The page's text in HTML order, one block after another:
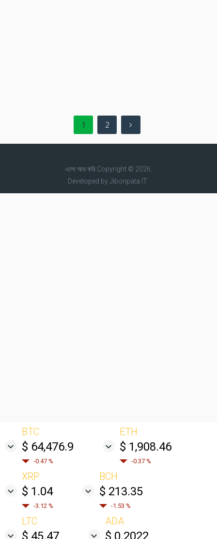
1 2
এসো আয় করিCopyright © 2026.
Developed byJibonpata IT
BTC
$ 64,476.9
-0.47 %
ETH
$ 1,908.46
-0.37 %
XRP
$ 1.04
-3.12 %
BCH
$ 213.35
-1.53 %
LTC
$ 45.47
ADA
$ 0.2022